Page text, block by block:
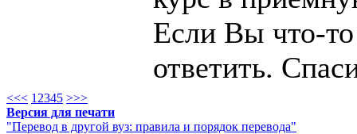
Если Вы что-
ответить.
<<< 1 2345 >>>
Версия для печати
"Перевод в другой вуз: правила и порядок перевода"